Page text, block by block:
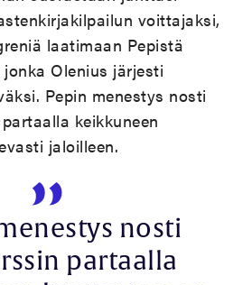
voittajaksi,
laatimaan Pepistä
Olenius järjesti
Pepin menestys nosti
keikkuneen
jaloilleen.
nosti
partaalla